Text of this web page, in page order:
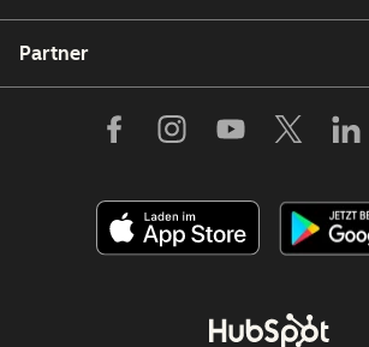
Partner